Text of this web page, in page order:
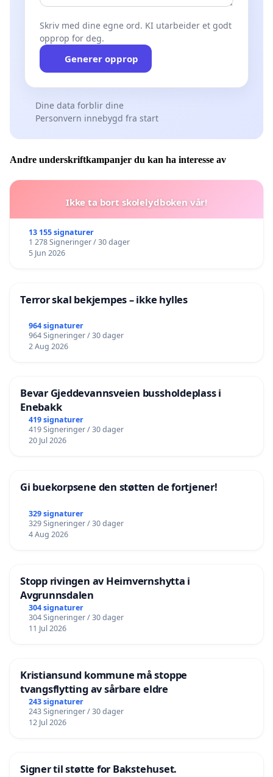
Skriv med dine egne ord. KI utarbeider et godt
opprop for deg.
Generer opprop
Dine data forblir dine
Personvern innebygd fra start
Andre underskriftkampanjer du kan ha interesse av
Ikke ta bort skolelydboken vår!
13 155 signaturer
1 278 Signeringer / 30 dager
5 Jun 2026
Terror skal bekjempes – ikke hylles
964 signaturer
964 Signeringer / 30 dager
2 Aug 2026
Bevar Gjeddevannsveien bussholdeplass i
Enebakk
419 signaturer
419 Signeringer / 30 dager
20 Jul 2026
Gi buekorpsene den støtten de fortjener!
329 signaturer
329 Signeringer / 30 dager
4 Aug 2026
Stopp rivingen av Heimvernshytta i
Avgrunnsdalen
304 signaturer
304 Signeringer / 30 dager
11 Jul 2026
Kristiansund kommune må stoppe
tvangsflytting av sårbare eldre
243 signaturer
243 Signeringer / 30 dager
12 Jul 2026
Signer til støtte for Bakstehuset.